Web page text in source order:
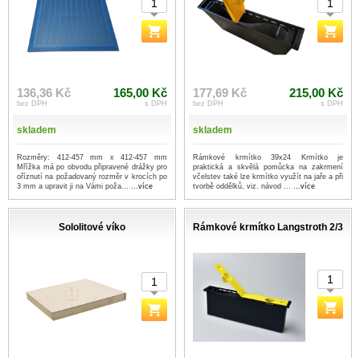
136,36 Kč
bez DPH
165,00 Kč
s DPH
skladem
Rozměry: 412-457 mm x 412-457 mm
Mřížka má po obvodu připravené drážky pro
oříznutí na požadovaný rozměr v krocích po
3 mm a upravit ji na Vámi poža... ...více
177,69 Kč
bez DPH
215,00 Kč
s DPH
skladem
Rámkové krmítko 39x24 Krmítko je
praktická a skvělá pomůcka na zakrmení
včelstev také lze krmítko využít na jaře a při
tvorbě oddělků, viz. návod ... ...více
Sololitové víko Rámkové krmítko Langstroth 2/3